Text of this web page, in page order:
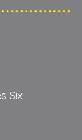
Six